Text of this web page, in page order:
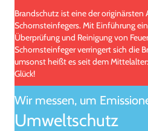
Brandschutz ist eine der originärsten
Schornsteinfegers. Mit Einführung
Überprüfung und Reinigung von
Schornsteinfeger verringert sich die
umsonst heißt es seit dem
Glück!
Wir messen, um
Umweltschutz